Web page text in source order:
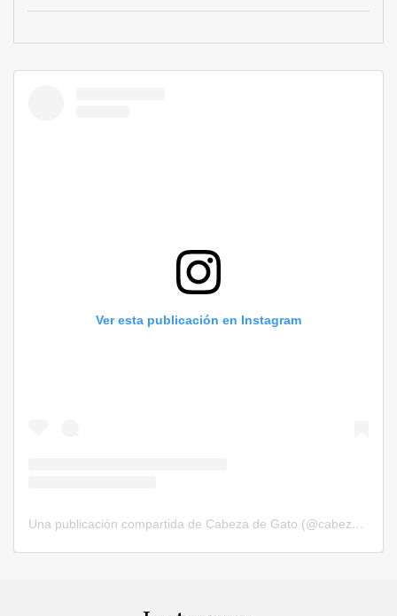
Ver esta publicación en Instagram
Una publicación compartida de Cabeza de Gato (@cabezadegatorevista)